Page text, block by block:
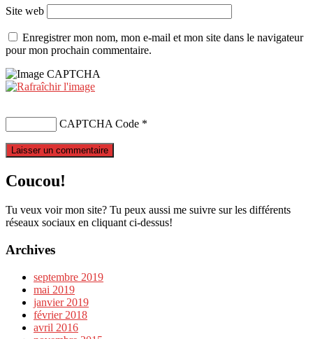
Site web
Enregistrer mon nom, mon e-mail et mon site dans le navigateur
pour mon prochain commentaire.
CAPTCHA Code *
Coucou!
Tu veux voir mon site? Tu peux aussi me suivre sur les différents
réseaux sociaux en cliquant ci-dessus!
Archives
septembre 2019
mai 2019
janvier 2019
février 2018
avril 2016